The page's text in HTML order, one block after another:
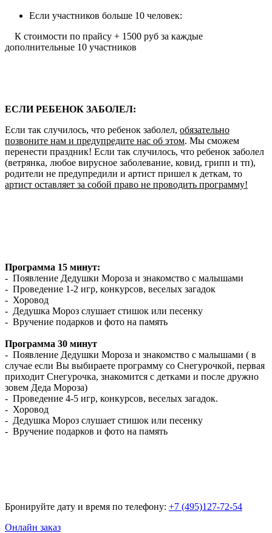
Если участников больше 10 человек:
К стоимости по прайсу + 1500 руб за каждые
дополнительные 10 участников
ЕСЛИ РЕБЕНОК ЗАБОЛЕЛ:
Если так случилось, что ребенок заболел, обязательно
позвоните нам и предупредите нас об этом. Мы сможем
перенести праздник! Если так случилось, что ребенок заболел
(ветрянка, любое вирусное заболевание, ковид, грипп и тп),
родители не предупредили и артист пришел к деткам, то
артист оставляет за собой право не проводить программу!
Программа 15 минут:
- Появление Дедушки Мороза и знакомство с малышами
- Проведение 1-2 игр, конкурсов, веселых загадок
- Хоровод
- Дедушка Мороз слушает стишок или песенку
- Вручение подарков и фото на память
Программа 30 минут
- Появление Дедушки Мороза и знакомство с малышами ( в
случае если Вы выбираете программу со Снегурочкой, первая
приходит Снегурочка, знакомится с детками и после дружно
зовем Деда Мороза)
- Проведение 4-5 игр, конкурсов, веселых загадок.
- Хоровод
- Дедушка Мороз слушает стишок или песенку
- Вручение подарков и фото на память
Бронируйте дату и время по телефону: +7 (495)127-72-54
Онлайн заказ